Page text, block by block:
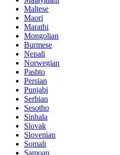
Maltese
Maori
Marathi
Mongolian
Burmese
Nepali
Norwegian
Pashto
Persian
Punjabi
Serbian
Sesotho
Sinhala
Slovak
Slovenian
Somali
Samoan